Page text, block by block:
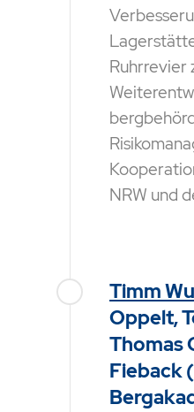
Ruhrrevier
NRW und
Timm
Oppelt,
Thomas
Fieback